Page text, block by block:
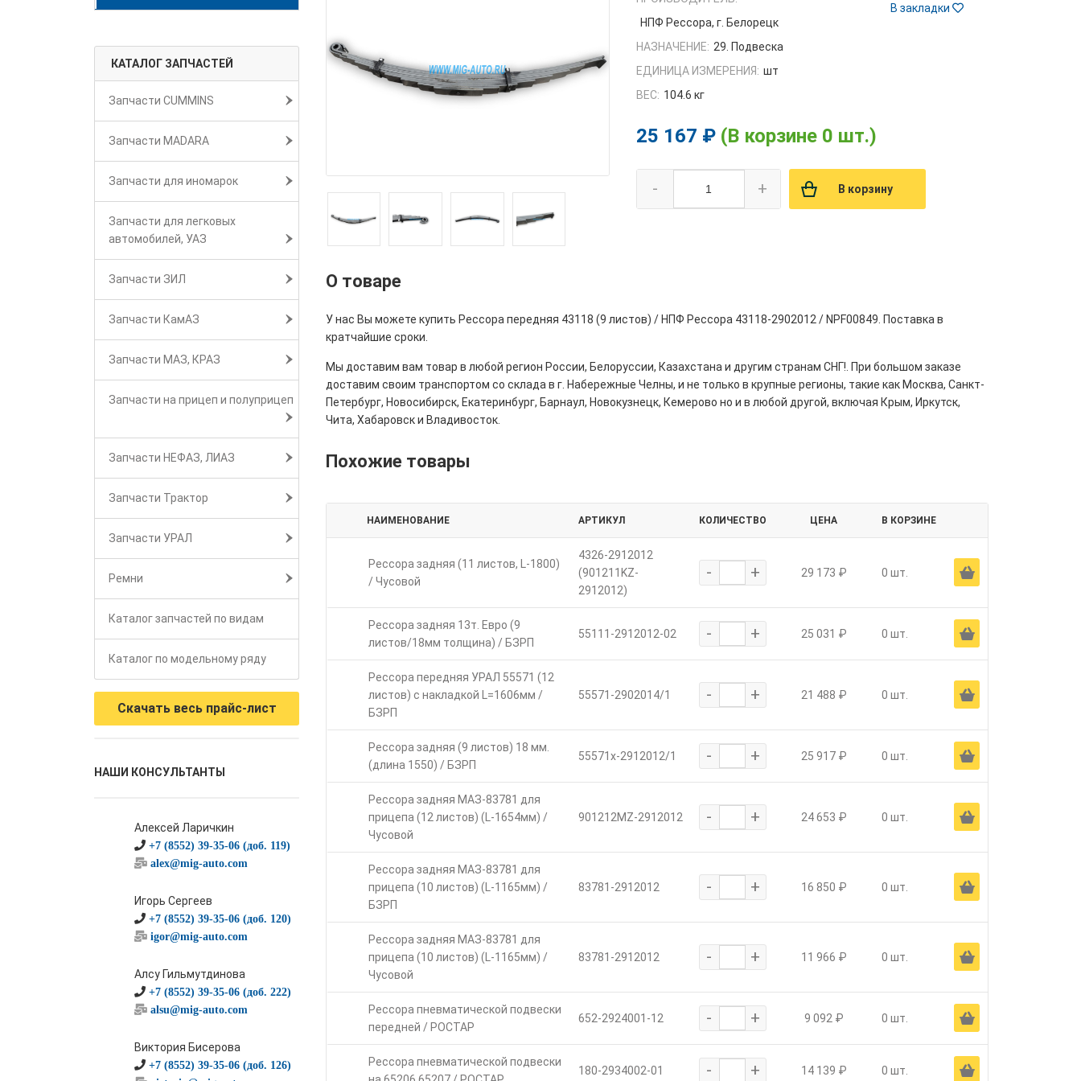
КАТАЛОГ ЗАПЧАСТЕЙ
Запчасти CUMMINS
Запчасти MADARA
Запчасти для иномарок
Запчасти для легковых
автомобилей, УАЗ
Запчасти ЗИЛ
Запчасти КамАЗ
Запчасти МАЗ, КРАЗ
Запчасти на прицеп и полуприцеп
Запчасти НЕФАЗ, ЛИАЗ
Запчасти Трактор
Запчасти УРАЛ
Ремни
Каталог запчастей по видам
Каталог по модельному ряду
Скачать весь прайс-лист
НАШИ КОНСУЛЬТАНТЫ
Алексей Ларичкин
+7 (8552) 39-35-06 (доб. 119)
alex@mig-auto.com
Игорь Сергеев
+7 (8552) 39-35-06 (доб. 120)
igor@mig-auto.com
Алсу Гильмутдинова
+7 (8552) 39-35-06 (доб. 222)
alsu@mig-auto.com
Виктория Бисерова
+7 (8552) 39-35-06 (доб. 126)
В закладки
НПФ Рессора, г. Белорецк
НАЗНАЧЕНИЕ: 29. Подвеска
ЕДИНИЦА ИЗМЕРЕНИЯ: шт
ВЕС: 104.6 кг
25 167 ₽ (В корзине 0 шт.)
- + В корзину
О товаре
У нас Вы можете купить Рессора передняя 43118 (9 листов) / НПФ Рессора 43118-2902012 / NPF00849. Поставка в
кратчайшие сроки.
Мы доставим вам товар в любой регион России, Белоруссии, Казахстана и другим странам СНГ!. При большом заказе
доставим своим транспортом со склада в г. Набережные Челны, и не только в крупные регионы, такие как Москва, Санкт-
Петербург, Новосибирск, Екатеринбург, Барнаул, Новокузнецк, Кемерово но и в любой другой, включая Крым, Иркутск,
Чита, Хабаровск и Владивосток.
Похожие товары
НАИМЕНОВАНИЕ АРТИКУЛ КОЛИЧЕСТВО ЦЕНА В КОРЗИНЕ
Рессора задняя (11 листов, L-1800)
/ Чусовой
4326-2912012
(901211KZ-
2912012)
- + 29 173 ₽ 0 шт. Ä
Рессора задняя 13т. Евро (9
листов/18мм толщина) / БЗРП
55111-2912012-02 - + 25 031 ₽ 0 шт. Ä
Рессора передняя УРАЛ 55571 (12
листов) с накладкой L=1606мм /
БЗРП
55571-2902014/1 - + 21 488 ₽ 0 шт. Ä
Рессора задняя (9 листов) 18 мм.
(длина 1550) / БЗРП
55571х-2912012/1 - + 25 917 ₽ 0 шт. Ä
Рессора задняя МАЗ-83781 для
прицепа (12 листов) (L-1654мм) /
Чусовой
901212MZ-2912012 - + 24 653 ₽ 0 шт. Ä
Рессора задняя МАЗ-83781 для
прицепа (10 листов) (L-1165мм) /
БЗРП
83781-2912012 - + 16 850 ₽ 0 шт. Ä
Рессора задняя МАЗ-83781 для
прицепа (10 листов) (L-1165мм) /
Чусовой
83781-2912012 - + 11 966 ₽ 0 шт. Ä
Рессора пневматической подвески
передней / РОСТАР
652-2924001-12 - + 9 092 ₽ 0 шт. Ä
Рессора пневматической подвески
180-2934002-01 - + 14 139 ₽ 0 шт. Ä